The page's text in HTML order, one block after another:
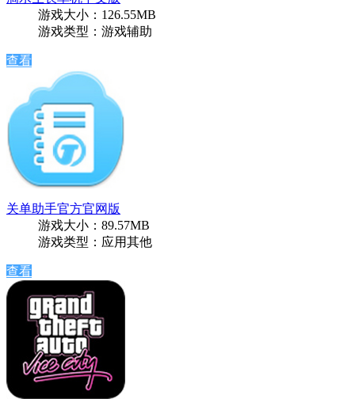
游戏大小：126.55MB
游戏类型：游戏辅助
查看
关单助手官方官网版
游戏大小：89.57MB
游戏类型：应用其他
查看